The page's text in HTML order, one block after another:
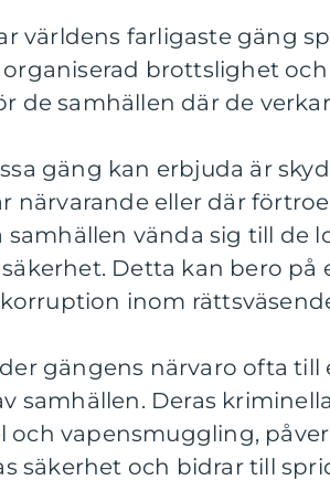
världens farligaste gäng
brottslighet
de samhällen där de
gäng kan erbjuda är
närvarande eller där
samhällen vända sig till de
Detta kan bero på
inom
gängens närvaro ofta till
samhällen. Deras
och vapensmuggling,
säkerhet och bidrar till